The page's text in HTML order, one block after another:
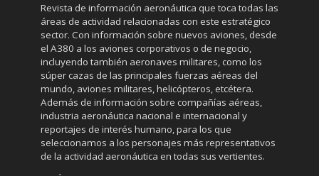
Revista de información aeronáutica que toca todas las
áreas de actividad relacionadas con este estratégico
sector. Con información sobre nuevos aviones, desde
el A380 a los aviones corporativos o de negocio,
incluyendo también aeronaves militares, como los
súper cazas de las principales fuerzas aéreas del
mundo, aviones militares, helicópteros, etcétera.
Además de información sobre compañías aéreas,
industria aeronáutica nacional e internacional y
reportajes de interés humano, para los que
seleccionamos a los personajes más representativos
de la actividad aeronáutica en todas sus vertientes.